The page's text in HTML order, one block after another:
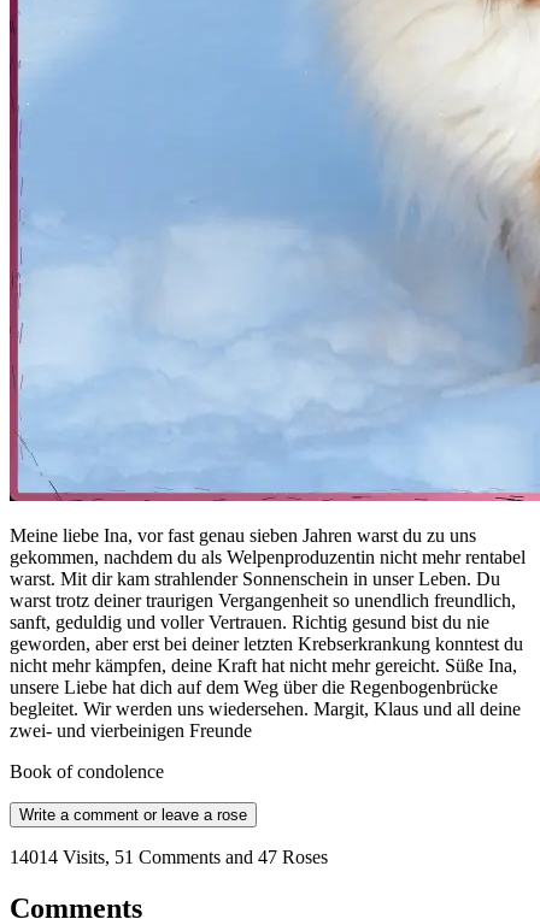
Meine liebe Ina, vor fast genau sieben Jahren warst du zu uns
gekommen, nachdem du als Welpenproduzentin nicht mehr rentabel
warst. Mit dir kam strahlender Sonnenschein in unser Leben. Du
warst trotz deiner traurigen Vergangenheit so unendlich freundlich,
sanft, geduldig und voller Vertrauen. Richtig gesund bist du nie
geworden, aber erst bei deiner letzten Krebserkrankung konntest du
nicht mehr kämpfen, deine Kraft hat nicht mehr gereicht. Süße Ina,
unsere Liebe hat dich auf dem Weg über die Regenbogenbrücke
begleitet. Wir werden uns wiedersehen. Margit, Klaus und all deine
zwei- und vierbeinigen Freunde
Book of condolence
Write a comment or leave a rose
14014 Visits, 51 Comments and 47 Roses
Comments